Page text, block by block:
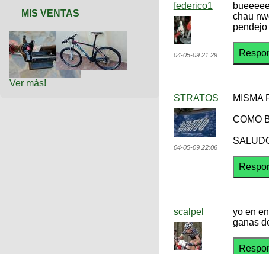
MIS VENTAS
Ver más!
federico1
04-05-09 21:29
chau
pendejo
STRATOS
04-05-09 22:06
MISMA
COMO
scalpel
yo en
ganas